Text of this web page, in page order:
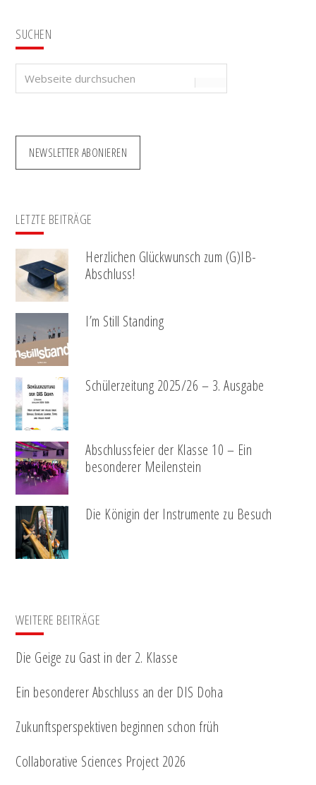
SUCHEN
Webseite
NEWSLETTER ABONIEREN
LETZTE BEITRÄGE
Herzlichen Glückwunsch zum (G)IB-
Abschluss!
I’m Still Standing
Schülerzeitung 2025/26 – 3. Ausgabe
Abschlussfeier der Klasse 10 – Ein
besonderer Meilenstein
Die Königin der Instrumente zu Besuch
WEITERE BEITRÄGE
Die Geige zu Gast in der 2. Klasse
Ein besonderer Abschluss an der DIS Doha
Zukunftsperspektiven beginnen schon früh
Collaborative Sciences Project 2026